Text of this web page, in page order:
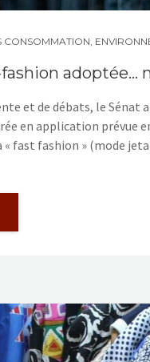
CONSOMMATION
adoptée…
et de débats, le
en application prévue
fast fashion » (mode